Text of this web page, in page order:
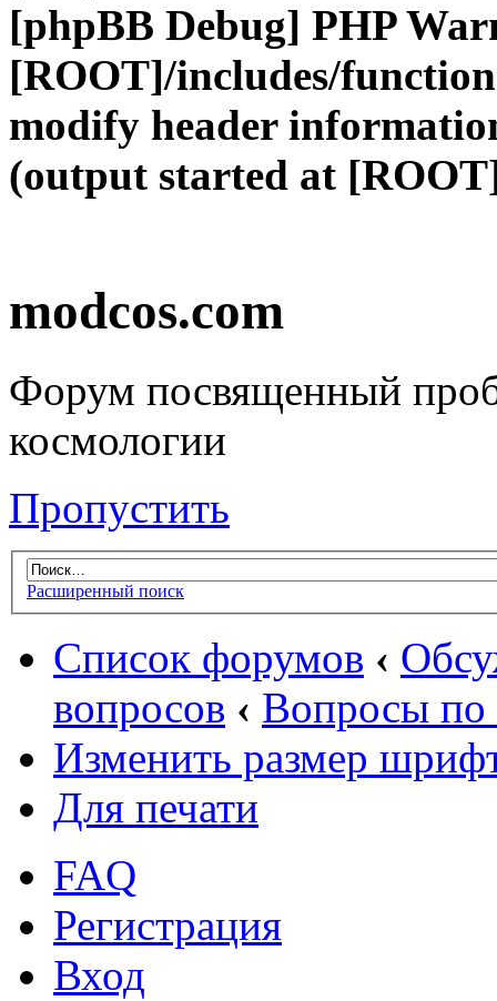
[phpBB Debug] PHP
[ROOT]/includes/
modify header
(output started at
modcos.com
Форум посвященный
космологии
Пропустить
Расширенный поиск
Список форумов ‹
вопросов ‹ Вопросы по
Изменить размер
Для печати
FAQ
Регистрация
Вход